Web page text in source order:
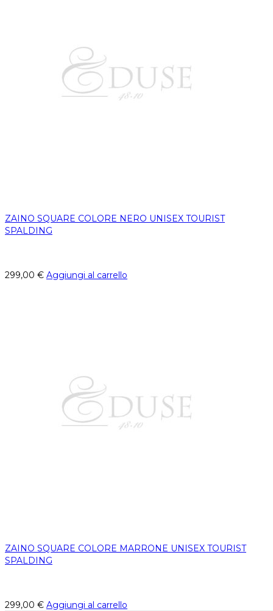
ZAINO SQUARE COLORE NERO UNISEX TOURIST
SPALDING
299,00 € Aggiungi al carrello
ZAINO SQUARE COLORE MARRONE UNISEX TOURIST
SPALDING
299,00 € Aggiungi al carrello